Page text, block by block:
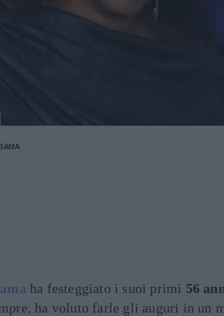
ha festeggiato i suoi primi 56
ha voluto farle gli auguri in un